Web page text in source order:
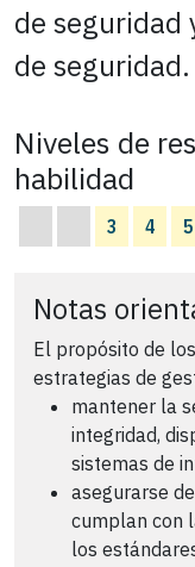
de seguridad
de seguridad.
Niveles de
habilidad
3 4 5
Notas
El propósito de
estrategias de
mantener la
integridad,
sistemas de
asegurarse
cumplan con
los